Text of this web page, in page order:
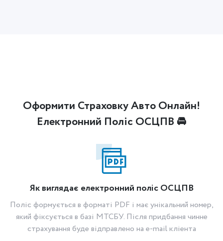
Оформити Страховку Авто Онлайн!
Електронний Поліс ОСЦПВ 🚘
Як виглядає електронний поліс ОСЦПВ
Поліс формується в форматі PDF і має унікальний номер,
який фіксується в базі МТСБУ. Після придбання чинне
страхування буде відправлено на e-mail кліента